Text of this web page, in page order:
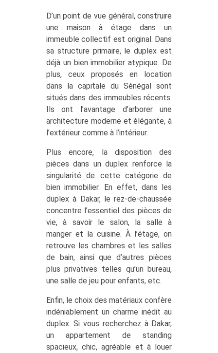
D’un point de vue général, construire
une maison à étage dans un
immeuble collectif est original. Dans
sa structure primaire, le duplex est
déjà un bien immobilier atypique. De
plus, ceux proposés en location
dans la capitale du Sénégal sont
situés dans des immeubles récents.
Ils ont l’avantage d’arborer une
architecture moderne et élégante, à
l’extérieur comme à l’intérieur.
Plus encore, la disposition des
pièces dans un duplex renforce la
singularité de cette catégorie de
bien immobilier. En effet, dans les
duplex à Dakar, le rez-de-chaussée
concentre l’essentiel des pièces de
vie, à savoir le salon, la salle à
manger et la cuisine. À l’étage, on
retrouve les chambres et les salles
de bain, ainsi que d’autres pièces
plus privatives telles qu’un bureau,
une salle de jeu pour enfants, etc.
Enfin, le choix des matériaux confère
indéniablement un charme inédit au
duplex. Si vous recherchez à Dakar,
un appartement de standing
spacieux, chic, agréable et à louer